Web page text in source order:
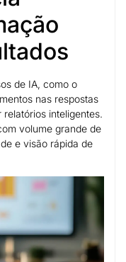
de IA, como o
nas respostas
inteligentes.
volume grande de
e visão rápida de